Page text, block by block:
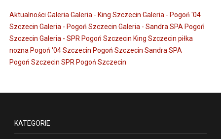
Aktualności GaleriaGaleria - King Szczecin Galeria - Pogoń '04
Szczecin Galeria - Pogoń Szczecin Galeria - Sandra SPA Pogoń
Szczecin Galeria - SPR Pogoń Szczecin King Szczecin piłka
nożna Pogoń '04 Szczecin Pogoń Szczecin Sandra SPA
Pogoń Szczecin SPR Pogoń Szczecin
KATEGORIE